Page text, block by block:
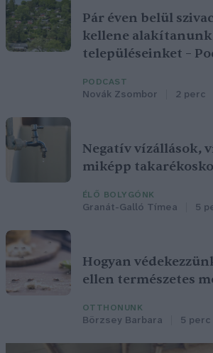
Pár éven belül
kellene alakítanunk
településeinket –
PODCAST
Novák Zsombor 2 perc
Negatív vízállások,
miképp
ÉLŐ BOLYGÓNK
Granát-Galló Tímea 5
Hogyan
ellen természetes
OTTHONUNK
Börzsey Barbara 5 perc